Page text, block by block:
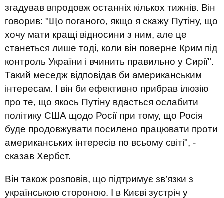
згадував впродовж останніх кількох тижнів. Він
говорив: "Що поганого, якщо я скажу Путіну, що
хочу мати кращі відносини з ним, але це
станеться лише тоді, коли він поверне Крим під
контроль України і вчинить правильно у Сирії".
Такий меседж відповідав би американським
інтересам. І він би ефективно прибрав ілюзію
про те, що якось Путіну вдасться ослабити
політику США щодо Росії при тому, що Росія
буде продовжувати посилено працювати проти
американських інтересів по всьому світі", -
сказав Хербст.
Він також розповів, що підтримує зв’язки з
українською стороною. І в Києві зустріч у